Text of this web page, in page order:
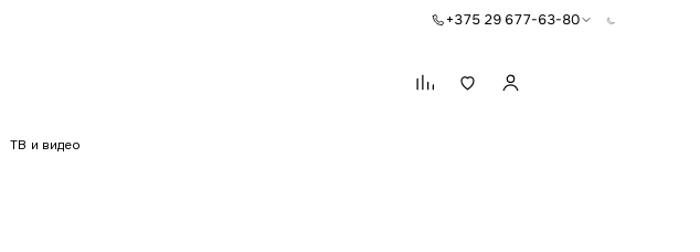
+375 29 677-63-80
ТВ и видео